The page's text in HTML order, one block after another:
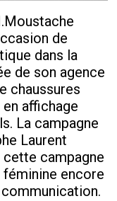
de
dans la
de son agence
chaussures
affichage
La campagne
Laurent
cette campagne
encore